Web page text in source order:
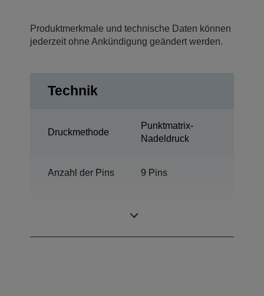
Produktmerkmale und technische Daten können
jederzeit ohne Ankündigung geändert werden.
Technik
Druckmethode
Punktmatrix-
Nadeldruck
Anzahl der Pins 9 Pins